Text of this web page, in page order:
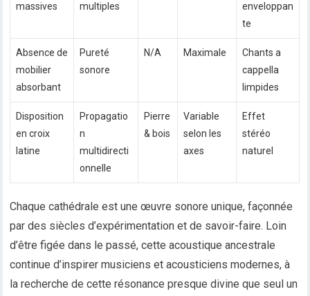
massives
multiples
enveloppan
te
Absence de
mobilier
absorbant
Pureté
sonore
N/A Maximale
Chants a
cappella
limpides
Disposition
en croix
latine
Propagatio
n
multidirecti
onnelle
Pierre
& bois
Variable
selon les
axes
Effet
stéréo
naturel
Chaque cathédrale est une œuvre sonore unique, façonnée
par des siècles d’expérimentation et de savoir-faire. Loin
d’être figée dans le passé, cette acoustique ancestrale
continue d’inspirer musiciens et acousticiens modernes, à
la recherche de cette résonance presque divine que seul un